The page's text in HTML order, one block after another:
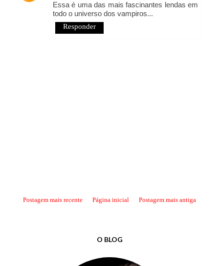
Essa é uma das mais fascinantes lendas em
todo o universo dos vampiros...
Responder
Postagem mais recente Postagem mais antiga
Página inicial
O BLOG